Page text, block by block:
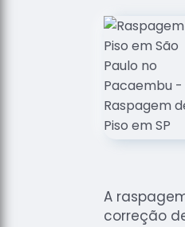
A
correção